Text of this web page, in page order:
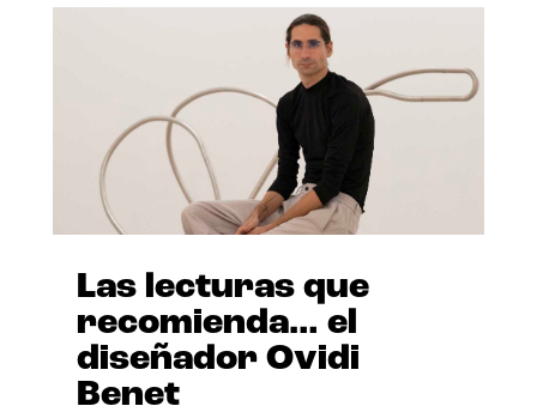
Las lecturas que
recomienda… el
diseñador Ovidi
Benet